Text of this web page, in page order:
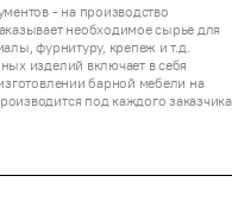
- на производство
необходимое сырье для
фурнитуру, крепеж и т.д.
изделий включает в себя
барной мебели на
под каждого заказчика